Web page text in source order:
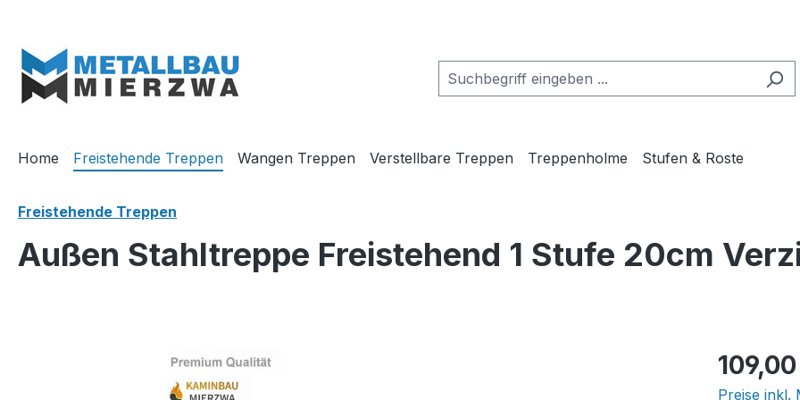
Home Freistehende Treppen Wangen Treppen Verstellbare Treppen Treppenholme Stufen & Roste
Freistehende Treppen
Außen Stahltreppe Freistehend 1 Stufe 20cm
Bildergalerie überspringen Regulärer
Preise inkl.